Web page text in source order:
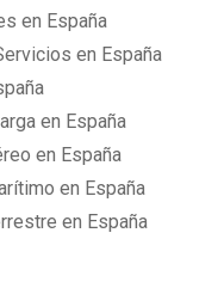
en España
en España
en España
en España
en España
en España